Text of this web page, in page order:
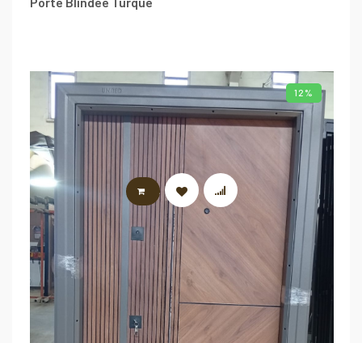
12%
AJOUTER AU PANIER